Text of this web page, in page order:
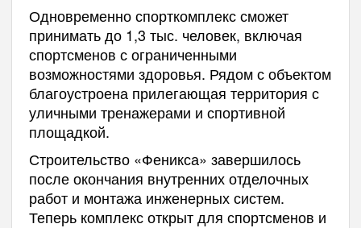
Одновременно спорткомплекс сможет
принимать до 1,3 тыс. человек, включая
спортсменов с ограниченными
возможностями здоровья. Рядом с объектом
благоустроена прилегающая территория с
уличными тренажерами и спортивной
площадкой.
Строительство «Феникса» завершилось
после окончания внутренних отделочных
работ и монтажа инженерных систем.
Теперь комплекс открыт для спортсменов и